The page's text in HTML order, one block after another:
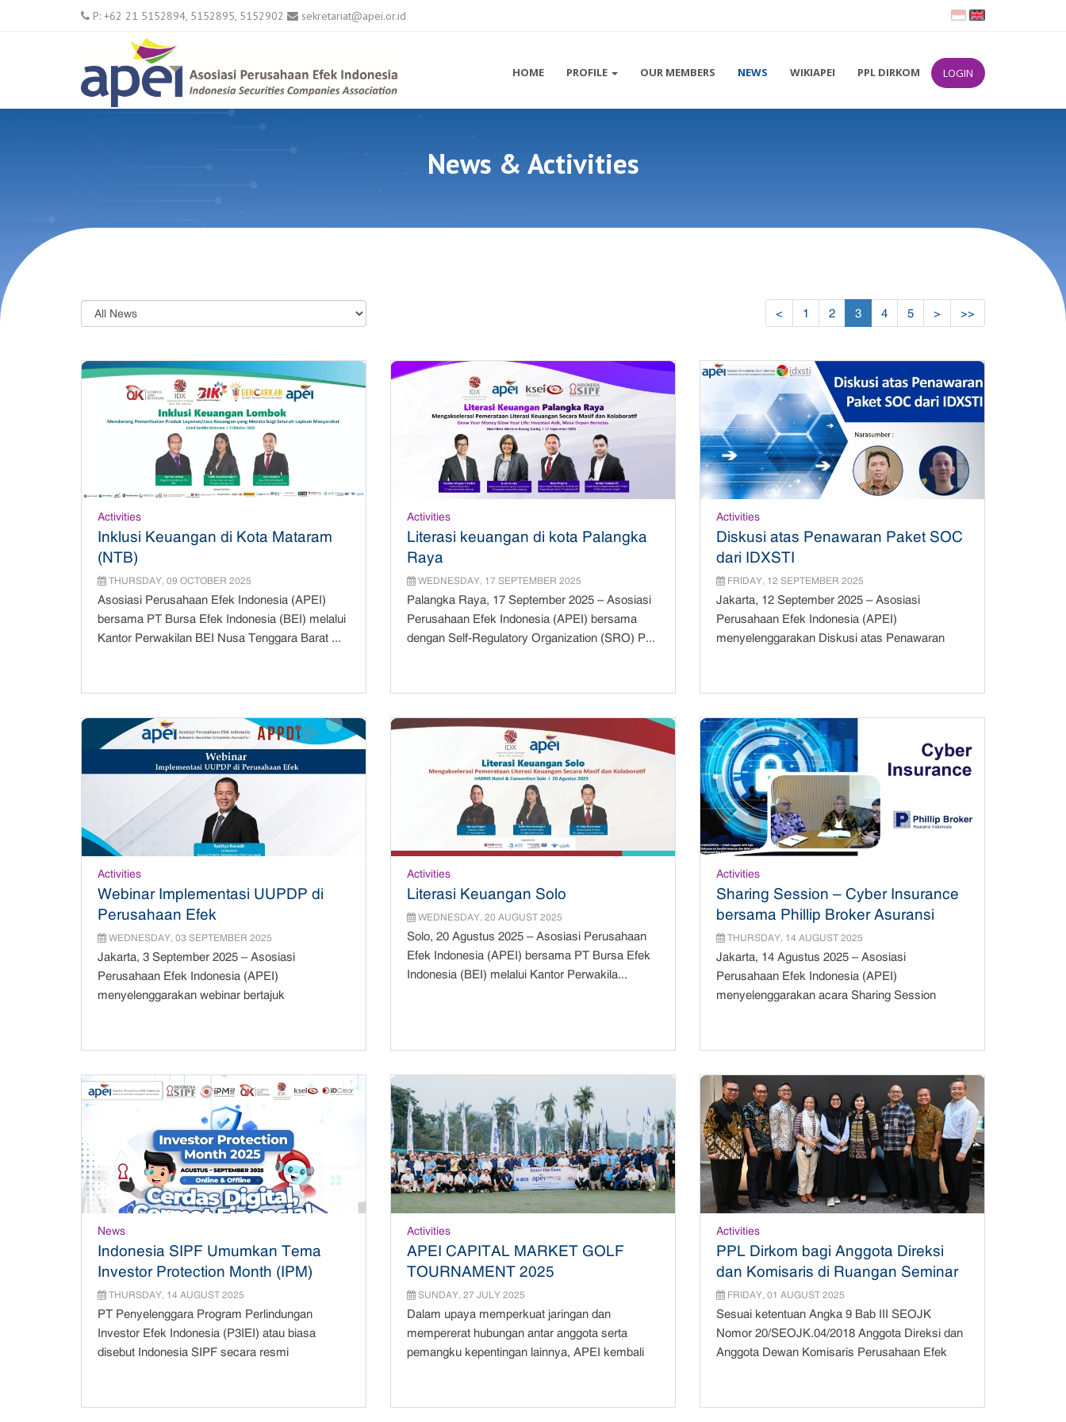
P: +62 21 5152894, 5152895, 5152902 sekretariat@apei.or.id
HOME PROFILE OUR MEMBERS NEWS WIKIAPEI PPL DIRKOM LOGIN
News & Activities
< 1 2 3(current)
4 5 > >>
Activities
Inklusi Keuangan di Kota Mataram
(NTB)
THURSDAY, 09 OCTOBER 2025
Asosiasi Perusahaan Efek Indonesia (APEI)
bersama PT Bursa Efek Indonesia (BEI) melalui
Kantor Perwakilan BEI Nusa Tenggara Barat ...
Activities
Literasi keuangan di kota Palangka
Raya
WEDNESDAY, 17 SEPTEMBER 2025
Palangka Raya, 17 September 2025 – Asosiasi
Perusahaan Efek Indonesia (APEI) bersama
dengan Self-Regulatory Organization (SRO) P...
Activities
Diskusi atas Penawaran Paket SOC
dari IDXSTI
FRIDAY, 12 SEPTEMBER 2025
Jakarta, 12 September 2025 – Asosiasi
Perusahaan Efek Indonesia (APEI)
menyelenggarakan Diskusi atas Penawaran
Activities
Webinar Implementasi UUPDP di
Perusahaan Efek
WEDNESDAY, 03 SEPTEMBER 2025
Jakarta, 3 September 2025 – Asosiasi
Perusahaan Efek Indonesia (APEI)
menyelenggarakan webinar bertajuk
Activities
Literasi Keuangan Solo
WEDNESDAY, 20 AUGUST 2025
Solo, 20 Agustus 2025 – Asosiasi Perusahaan
Efek Indonesia (APEI) bersama PT Bursa Efek
Indonesia (BEI) melalui Kantor Perwakila...
Activities
Sharing Session – Cyber Insurance
bersama Phillip Broker Asuransi
Indonesia
THURSDAY, 14 AUGUST 2025
Jakarta, 14 Agustus 2025 – Asosiasi
Perusahaan Efek Indonesia (APEI)
menyelenggarakan acara Sharing Session
News
Indonesia SIPF Umumkan Tema
Investor Protection Month (IPM)
2025: “Cerdas Digital, Cermat
Finansial”
THURSDAY, 14 AUGUST 2025
PT Penyelenggara Program Perlindungan
Investor Efek Indonesia (P3IEI) atau biasa
disebut Indonesia SIPF secara resmi
Activities
APEI CAPITAL MARKET GOLF
TOURNAMENT 2025
SUNDAY, 27 JULY 2025
Dalam upaya memperkuat jaringan dan
mempererat hubungan antar anggota serta
pemangku kepentingan lainnya, APEI kembali
Activities
PPL Dirkom bagi Anggota Direksi
dan Komisaris di Ruangan Seminar
BEIFRIDAY, 01 AUGUST 2025
Sesuai ketentuan Angka 9 Bab III SEOJK
Nomor 20/SEOJK.04/2018 Anggota Direksi dan
Anggota Dewan Komisaris Perusahaan Efek